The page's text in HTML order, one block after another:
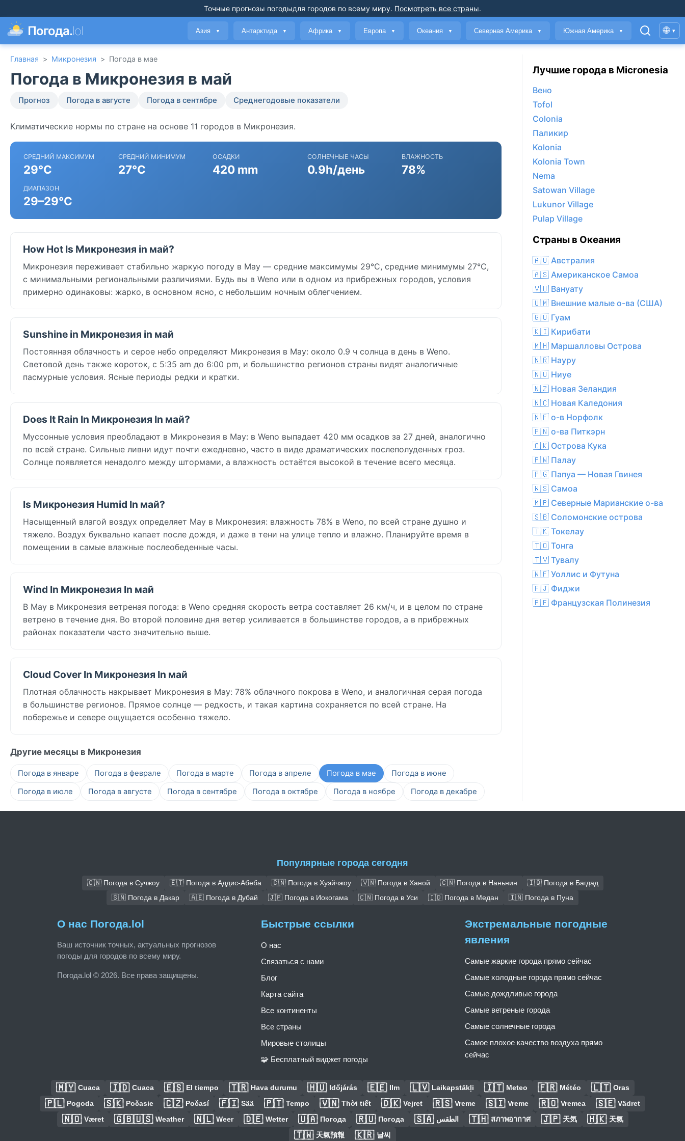
Точные прогнозы погодыдля городов по всему миру. Посмотреть все страны.
Погода.lol Азия ▼ Антарктида ▼ Африка ▼ Европа ▼ Океания ▼ Северная Америка ▼ Южная Америка ▼ 🌐 ▾
Главная > Микронезия > Погода в мае
Погода в Микронезия в май
Прогноз Погода в августе Погода в сентябре Среднегодовые показатели
Климатические нормы по стране на основе 11 городов в Микронезия.
СРЕДНИЙ МАКСИМУМ
29°C
СРЕДНИЙ МИНИМУМ
27°C
ОСАДКИ
420 mm
СОЛНЕЧНЫЕ ЧАСЫ
0.9h/день
ВЛАЖНОСТЬ
78%
ДИАПАЗОН
29–29°C
How Hot Is Микронезия in май?
Микронезия переживает стабильно жаркую погоду в May — средние максимумы 29°C, средние минимумы 27°C,
с минимальными региональными различиями. Будь вы в Weno или в одном из прибрежных городов, условия
примерно одинаковы: жарко, в основном ясно, с небольшим ночным облегчением.
Sunshine in Микронезия in май
Постоянная облачность и серое небо определяют Микронезия в May: около 0.9 ч солнца в день в Weno.
Световой день также короток, с 5:35 am до 6:00 pm, и большинство регионов страны видят аналогичные
пасмурные условия. Ясные периоды редки и кратки.
Does It Rain In Микронезия In май?
Муссонные условия преобладают в Микронезия в May: в Weno выпадает 420 мм осадков за 27 дней, аналогично
по всей стране. Сильные ливни идут почти ежедневно, часто в виде драматических послеполуденных гроз.
Солнце появляется ненадолго между штормами, а влажность остаётся высокой в течение всего месяца.
Is Микронезия Humid In май?
Насыщенный влагой воздух определяет May в Микронезия: влажность 78% в Weno, по всей стране душно и
тяжело. Воздух буквально капает после дождя, и даже в тени на улице тепло и влажно. Планируйте время в
помещении в самые влажные послеобеденные часы.
Wind In Микронезия In май
В May в Микронезия ветреная погода: в Weno средняя скорость ветра составляет 26 км/ч, и в целом по стране
ветрено в течение дня. Во второй половине дня ветер усиливается в большинстве городов, а в прибрежных
районах показатели часто значительно выше.
Cloud Cover In Микронезия In май
Плотная облачность накрывает Микронезия в May: 78% облачного покрова в Weno, и аналогичная серая погода
в большинстве регионов. Прямое солнце — редкость, и такая картина сохраняется по всей стране. На
побережье и севере ощущается особенно тяжело.
Другие месяцы в Микронезия
Погода в январе Погода в феврале Погода в марте Погода в апреле Погода в мае
Погода в июне
Погода в июле
Погода в августе Погода в сентябре Погода в октябре Погода в ноябре Погода в декабре
Лучшие города в Micronesia
Вено
Tofol
Colonia
Паликир
Kolonia
Kolonia Town
Nema
Satowan Village
Lukunor Village
Pulap Village
Страны в Океания
🇦🇺 Австралия
🇦🇸 Американское Самоа
🇻🇺 Вануату
🇺🇲 Внешние малые о-ва (США)
🇬🇺 Гуам
🇰🇮 Кирибати
🇲🇭 Маршалловы Острова
🇳🇷 Науру
🇳🇺 Ниуе
🇳🇿 Новая Зеландия
🇳🇨 Новая Каледония
🇳🇫 о-в Норфолк
🇵🇳 о-ва Питкэрн
🇨🇰 Острова Кука
🇵🇼 Палау
🇵🇬 Папуа — Новая Гвинея
🇼🇸 Самоа
🇲🇵 Северные Марианские о-ва
🇸🇧 Соломонские острова
🇹🇰 Токелау
🇹🇴 Тонга
🇹🇻 Тувалу
🇼🇫 Уоллис и Футуна
🇫🇯 Фиджи
🇵🇫 Французская Полинезия
Популярные города сегодня
🇨🇳 Погода в Сучжоу 🇪🇹 Погода в Аддис-Абеба 🇨🇳 Погода в Хуэйчжоу 🇻🇳 Погода в Ханой 🇨🇳 Погода в Наньнин
🇮🇶 Погода в Багдад
🇸🇳 Погода в Дакар
🇦🇪 Погода в Дубай 🇯🇵 Погода в Иокогама 🇨🇳 Погода в Уси 🇮🇩 Погода в Медан 🇮🇳 Погода в Пуна
О нас Погода.lol
Ваш источник точных, актуальных прогнозов
погоды для городов по всему миру.
Погода.lol © 2026. Все права защищены.
Быстрые ссылки
О нас
Связаться с нами
Блог
Карта сайта
Все континенты
Все страны
Мировые столицы
🧩 Бесплатный виджет погоды
Экстремальные погодные
явления
Самые жаркие города прямо сейчас
Самые холодные города прямо сейчас
Самые дождливые города
Самые ветреные города
Самые солнечные города
Самое плохое качество воздуха прямо
сейчас
🇲🇾 Cuaca 🇮🇩 Cuaca 🇪🇸 El tiempo 🇹🇷 Hava durumu 🇭🇺 Időjárás 🇪🇪 Ilm 🇱🇻 Laikapstākļi 🇮🇹 Meteo 🇫🇷 Météo 🇱🇹 Oras
🇵🇱 Pogoda 🇸🇰 Počasie 🇨🇿 Počasí 🇫🇮 Sää 🇵🇹 Tempo 🇻🇳 Thời tiết 🇩🇰 Vejret 🇷🇸 Vreme 🇸🇮 Vreme 🇷🇴 Vremea 🇸🇪 Vädret
🇳🇴 Været 🇬🇧🇺🇸 Weather 🇳🇱 Weer 🇩🇪 Wetter 🇺🇦 Погода 🇷🇺 Погода 🇸🇦 الطقس 🇹🇭 สภาพอากาศ 🇯🇵 天気 🇭🇰 天氣
🇹🇼 天氣預報 🇰🇷 날씨